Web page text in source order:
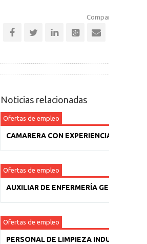
Comparte esta
Noticias relacionadas
Ofertas de empleo
CAMARERA CON EXPERIENCIA
Ofertas de empleo
AUXILIAR DE ENFERMERÍA GERIÁTRICA
Ofertas de empleo
PERSONAL DE LIMPIEZA INDUSTRIAL